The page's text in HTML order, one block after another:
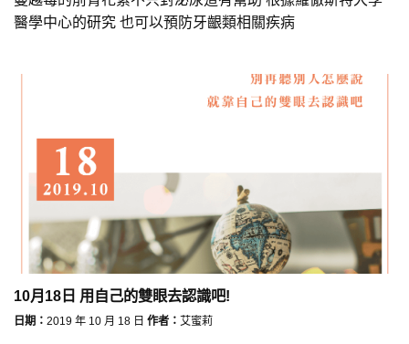
醫學中心的研究 也可以預防牙齦類相關疾病
10月18日 用自己的雙眼去認識吧!
日期： 2019 年 10 月 18 日 作者： 艾蜜莉